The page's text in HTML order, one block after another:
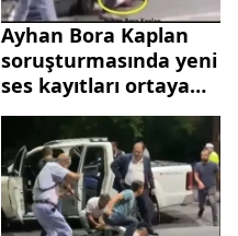
Ayhan Bora Kaplan
soruşturmasında yeni
ses kayıtları ortaya
çıktı! Kumpasın yeni
adı: Z7...